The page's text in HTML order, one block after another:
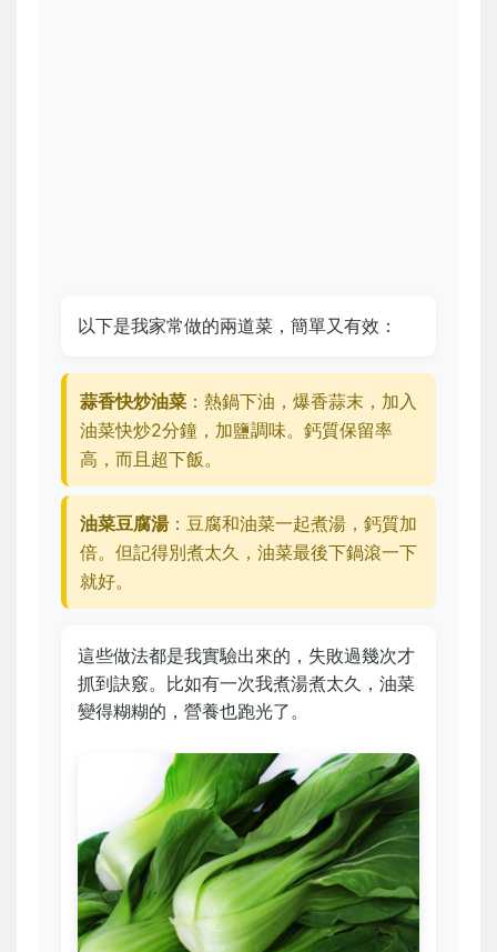
以下是我家常做的兩道菜，簡單又有效：
蒜香快炒油菜 ：熱鍋下油，爆香蒜末，加入
油菜快炒2分鐘，加鹽調味。鈣質保留率
高，而且超下飯。
油菜豆腐湯：豆腐和油菜一起煮湯，鈣質加
倍。但記得別煮太久，油菜最後下鍋滾一下
就好。
這些做法都是我實驗出來的，失敗過幾次才
抓到訣竅。比如有一次我煮湯煮太久，油菜
變得糊糊的，營養也跑光了。